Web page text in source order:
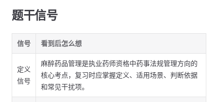
题干信号
信号 看到后怎么想
定义
信号
麻醉药品管理是执业药师资格中药事法规管理方向的
核心考点，复习时应掌握定义、适用场景、判断依据
和常见干扰项。